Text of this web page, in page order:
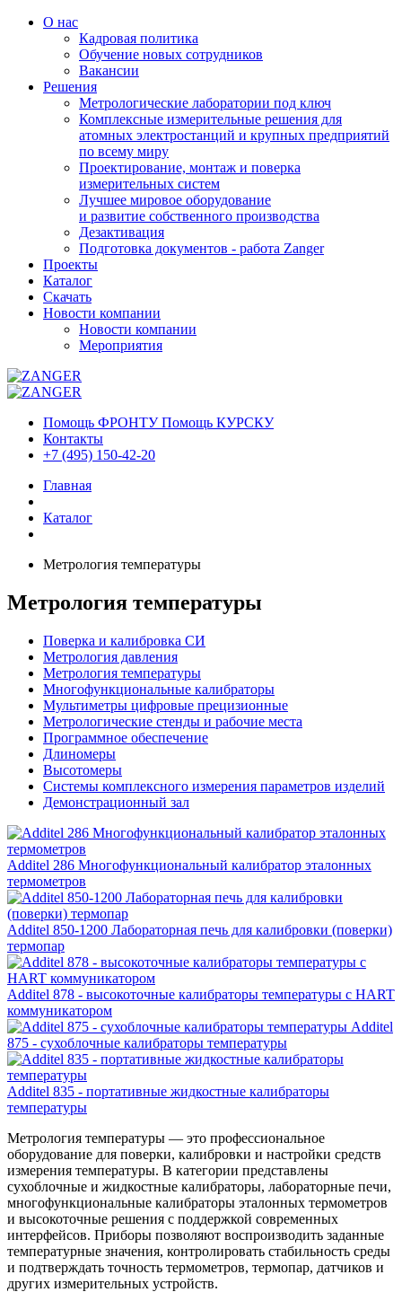
О нас
Кадровая политика
Обучение новых сотрудников
Вакансии
Решения
Метрологические лаборатории под ключ
Комплексные измерительные решения для
атомных электростанций и крупных предприятий
по всему миру
Проектирование, монтаж и поверка
измерительных систем
Лучшее мировое оборудование
и развитие собственного производства
Дезактивация
Подготовка документов - работа Zanger
Проекты
Каталог
Скачать
Новости компании
Новости компании
Мероприятия
Помощь ФРОНТУ Помощь КУРСКУ
Контакты
+7 (495) 150-42-20
Главная
Каталог
Метрология температуры
Метрология температуры
Поверка и калибровка СИ
Метрология давления
Метрология температуры
Многофункциональные калибраторы
Мультиметры цифровые прецизионные
Метрологические стенды и рабочие места
Программное обеспечение
Длиномеры
Высотомеры
Системы комплексного измерения параметров изделий
Демонстрационный зал
Additel 286 Многофункциональный калибратор эталонных
термометров
Additel 850-1200 Лабораторная печь для калибровки (поверки)
термопар
Additel 878 - высокоточные калибраторы температуры с HART
коммуникатором
Additel
875 - сухоблочные калибраторы температуры
Additel 835 - портативные жидкостные калибраторы
температуры
Метрология температуры — это профессиональное
оборудование для поверки, калибровки и настройки средств
измерения температуры. В категории представлены
сухоблочные и жидкостные калибраторы, лабораторные печи,
многофункциональные калибраторы эталонных термометров
и высокоточные решения с поддержкой современных
интерфейсов. Приборы позволяют воспроизводить заданные
температурные значения, контролировать стабильность среды
и подтверждать точность термометров, термопар, датчиков и
других измерительных устройств.